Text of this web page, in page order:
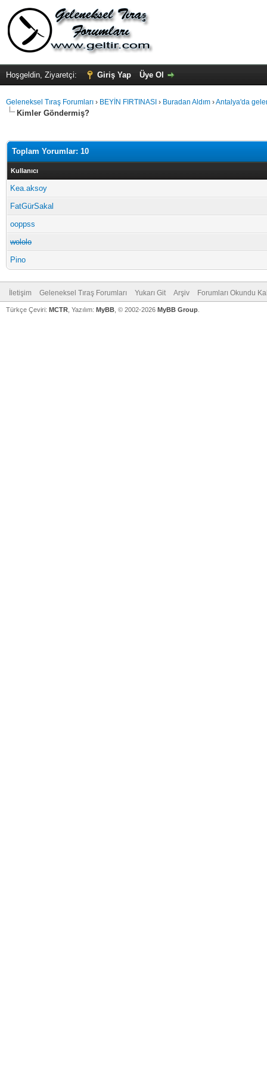
Hoşgeldin, Ziyaretçi: Giriş Yap Üye Ol
Geleneksel Tıraş Forumları › BEYİN FIRTINASI › Buradan Aldım ›Antalya'da
Kimler Göndermiş?
Toplam Yorumlar: 10
Kullanıcı
Kea.aksoy
FatGürSakal
ooppss
wololo
Pino
İletişim Geleneksel Tıraş Forumları Yukarı Git Arşiv Forumları Okundu
Türkçe Çeviri: MCTR , Yazılım: MyBB , © 2002-2026 MyBB Group